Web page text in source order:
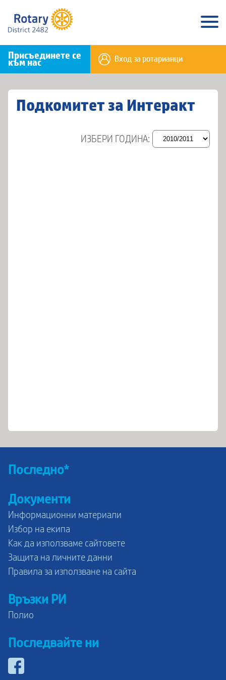
Присъединете се
към нас Вход за ротарианци
Подкомитет за Интеракт
ИЗБЕРИ ГОДИНА:
Последно*
Документи
Информационни материали
Избор на екипа
Как да използваме сайтовете
Защита на личните данни
Правила за използване на сайта
Връзки РИ
Полио
Последвайте ни